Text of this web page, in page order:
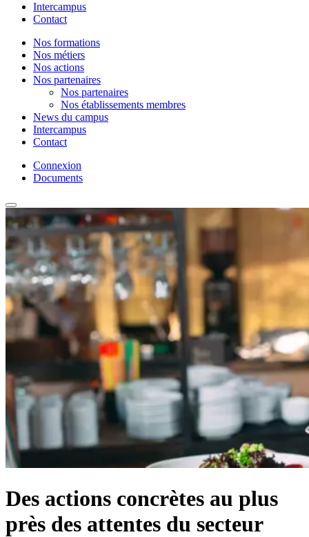
Intercampus
Contact
Nos formations
Nos métiers
Nos actions
Nos partenaires
Nos partenaires
Nos établissements membres
News du campus
Intercampus
Contact
Connexion
Documents
Des actions concrètes au plus
près des attentes du secteur